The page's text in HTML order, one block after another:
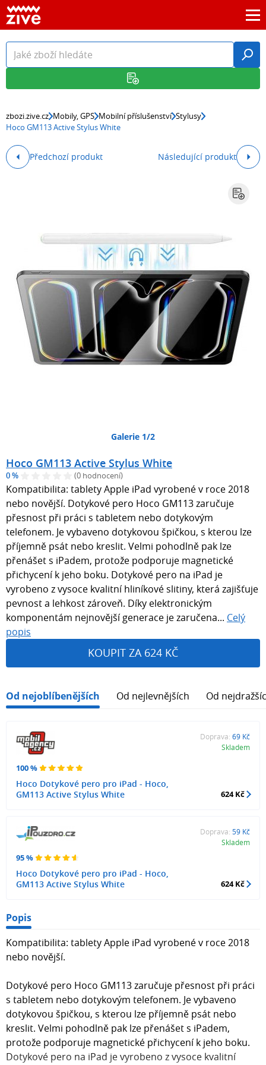
zbozi.zive.cz Mobily, GPS Mobilní příslušenství Stylusy
Hoco GM113 Active Stylus White
Předchozí produkt Následující produkt
Galerie 1/2
Hoco GM113 Active Stylus White
0 % (0 hodnocení)
Kompatibilita: tablety Apple iPad vyrobené v roce 2018
nebo novější. Dotykové pero Hoco GM113 zaručuje
přesnost při práci s tabletem nebo dotykovým
telefonem. Je vybaveno dotykovou špičkou, s kterou lze
příjemně psát nebo kreslit. Velmi pohodlně pak lze
přenášet s iPadem, protože podporuje magnetické
přichycení k jeho boku. Dotykové pero na iPad je
vyrobeno z vysoce kvalitní hliníkové slitiny, která zajišťuje
pevnost a lehkost zároveň. Díky elektronickým
komponentám nejnovější generace je zaručena... Celý
popis
KOUPIT ZA 624 KČ
Od nejoblíbenějších Od nejlevnějších Od
100 %
Hoco Dotykové pero pro iPad - Hoco,
GM113 Active Stylus White
Doprava: 69 Kč
Skladem
624 Kč
95 %
Hoco Dotykové pero pro iPad - Hoco,
GM113 Active Stylus White
Doprava: 59 Kč
Skladem
624 Kč
Popis
Kompatibilita: tablety Apple iPad vyrobené v roce 2018
nebo novější.
Dotykové pero Hoco GM113 zaručuje přesnost při práci
s tabletem nebo dotykovým telefonem. Je vybaveno
dotykovou špičkou, s kterou lze příjemně psát nebo
kreslit. Velmi pohodlně pak lze přenášet s iPadem,
protože podporuje magnetické přichycení k jeho boku.
Dotykové pero na iPad je vyrobeno z vysoce kvalitní